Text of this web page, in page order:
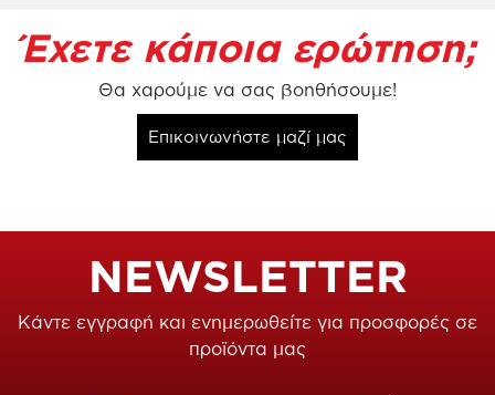
Έχετε κάποια ερώτηση;
Θα χαρούμε να σας βοηθήσουμε!
Επικοινωνήστε μαζί μας
NEWSLETTER
Κάντε εγγραφή και ενημερωθείτε για προσφορές σε
προϊόντα μας